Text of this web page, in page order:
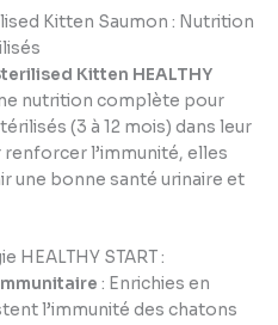
Kitten Saumon : Nutrition
Kitten HEALTHY
nutrition complète pour
(3 à 12 mois) dans leur
l’immunité, elles
une bonne santé urinaire et
START :
: Enrichies en
l’immunité des chatons